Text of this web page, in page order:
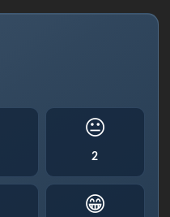
😐
2
😁